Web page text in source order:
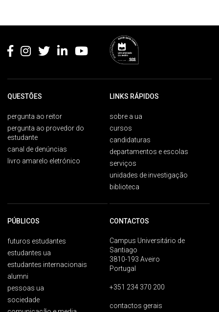
QUESTÕES
pergunta ao reitor
pergunta ao provedor do
estudante
canal de denúncias
livro amarelo eletrónico
LINKS RÁPIDOS
sobre a ua
cursos
candidaturas
departamentos e escolas
serviços
unidades de investigação
biblioteca
PÚBLICOS
futuros estudantes
estudantes ua
estudantes internacionais
alumni
pessoas ua
sociedade
CONTACTOS
Campus Universitário de
Santiago
3810-193 Aveiro
Portugal
+351 234 370 200
contactos gerais